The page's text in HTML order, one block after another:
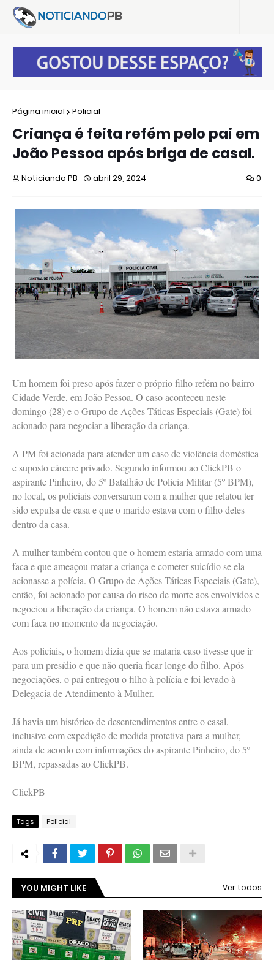
Página inicial Policial
Criança é feita refém pelo pai em
João Pessoa após briga de casal.
Noticiando PB abril 29, 2024 0
Um homem foi preso após fazer o próprio filho refém no bairro
Cidade Verde, em João Pessoa. O caso aconteceu neste
domingo (28) e o Grupo de Ações Táticas Especiais (Gate) foi
acionado para negociar a liberação da criança.
A PM foi acionada para atender um caso de violência doméstica
e suposto cárcere privado. Segundo informou ao ClickPB o
aspirante Pinheiro, do 5º Batalhão de Polícia Militar (5º BPM),
no local, os policiais conversaram com a mulher que relatou ter
sido expulsa de casa e que o marido estava com o filho deles
dentro da casa.
A mulher também contou que o homem estaria armado com uma
faca e que ameaçou matar a criança e cometer suicídio se ela
acionasse a polícia. O Grupo de Ações Táticas Especiais (Gate),
então, foi acionado por causa do risco de morte aos envolvidos e
negociou a liberação da criança. O homem não estava armado
com faca no momento da negociação.
Aos policiais, o homem dizia que se mataria caso tivesse que ir
para um presídio e que não queria ficar longe do filho. Após
negociações, o pai entregou o filho à polícia e foi levado à
Delegacia de Atendimento à Mulher.
Já havia um histórico de desentendimentos entre o casal,
inclusive com expedição de medida protetiva para a mulher,
ainda de acordo com informações do aspirante Pinheiro, do 5º
BPM, repassadas ao ClickPB.
ClickPB
Tags Policial
YOU MIGHT LIKE Ver todos